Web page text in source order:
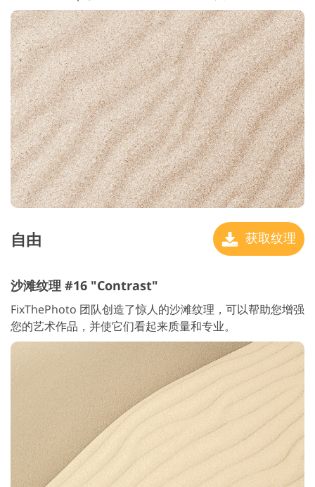
自由 获取纹理
沙滩纹理 #16 "Contrast"
FixThePhoto 团队创造了惊人的沙滩纹理，可以帮助您增强
您的艺术作品，并使它们看起来质量和专业。